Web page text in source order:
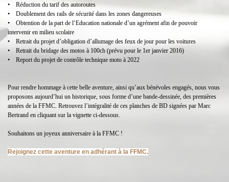
• Réduction du tarif des autoroutes
• Doublement des rails de sécurité dans les zones dangereuses
• Obtention de la part de l’Education nationale d’un agrément afin de pouvoir
intervenir en milieu scolaire
• Retrait du projet d’obligation d’allumage des feux de jour pour les voitures
• Retrait du bridage des motos à 100ch (prévu pour le 1er janvier 2016)
• Report du projet de contrôle technique moto à 2022
Pour rendre hommage à cette belle aventure, ainsi qu’aux bénévoles engagés, nous vous
proposons aujourd’hui un historique, sous forme d’une bande-dessinée, des premières
années de la FFMC. Retrouvez l’intégralité de ces planches de BD signées par Marc
Bertrand en cliquant sur la vignette ci-dessous.
Souhaitons un joyeux anniversaire à la FFMC !
Rejoignez cette aventure en adhérant à la FFMC.